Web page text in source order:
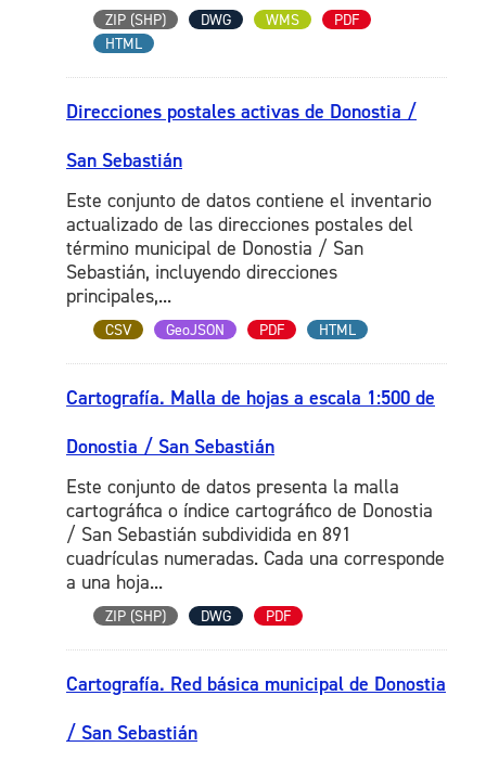
ZIP (SHP) DWG WMS
PDF
HTML
Direcciones postales activas de Donostia /
San Sebastián
Este conjunto de datos contiene el inventario
actualizado de las direcciones postales del
término municipal de Donostia / San
Sebastián, incluyendo direcciones
principales,...
CSV GeoJSON PDF HTML
Cartografía. Malla de hojas a escala 1:500 de
Donostia / San Sebastián
Este conjunto de datos presenta la malla
cartográfica o índice cartográfico de Donostia
/ San Sebastián subdividida en 891
cuadrículas numeradas. Cada una corresponde
a una hoja...
ZIP (SHP) DWG PDF
Cartografía. Red básica municipal de Donostia
/ San Sebastián